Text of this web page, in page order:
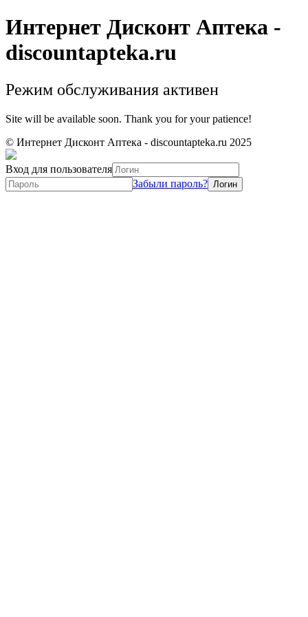
Интернет Дисконт Аптека -
discountapteka.ru
Режим обслуживания активен
Site will be available soon. Thank you for your patience!
© Интернет Дисконт Аптека - discountapteka.ru 2025
Вход для пользователя
Забыли пароль?